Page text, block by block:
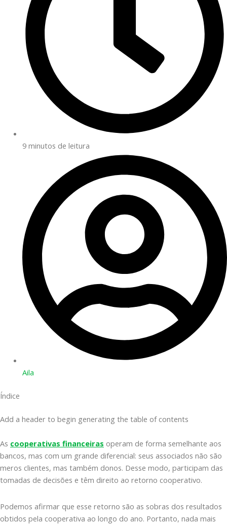
9 minutos de leitura
Aila
Índice
Add a header to begin generating the table of contents
As cooperativas financeiras operam de forma semelhante aos
bancos, mas com um grande diferencial: seus associados não são
meros clientes, mas também donos. Desse modo, participam das
tomadas de decisões e têm direito ao retorno cooperativo.
Podemos afirmar que esse retorno são as sobras dos resultados
obtidos pela cooperativa ao longo do ano. Portanto, nada mais